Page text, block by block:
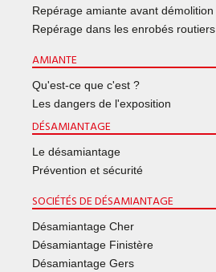
Repérage amiante avant démolition
Repérage dans les enrobés routiers
AMIANTE
Qu'est-ce que c'est ?
Les dangers de l'exposition
DÉSAMIANTAGE
Le désamiantage
Prévention et sécurité
SOCIÉTÉS DE DÉSAMIANTAGE
Désamiantage Cher
Désamiantage Finistère
Désamiantage Gers